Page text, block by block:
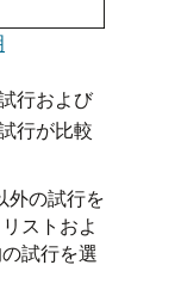
行および
行が比較
外の試行を
リストおよ
試行を選